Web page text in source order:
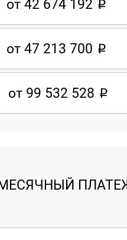
от 42 674 192
от 47 213 700
от 99 532 528